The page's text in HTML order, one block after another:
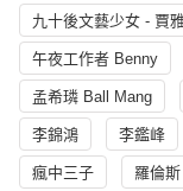
九十後文藝少女 - 賈
午夜工作者 Benny
孟希璘 Ball Mang
李錦鴻 李鑑峰
瘋中三子 羅倫斯